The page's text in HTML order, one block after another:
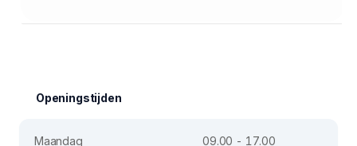
Openingstijden
Maandag
09.00 - 17.00